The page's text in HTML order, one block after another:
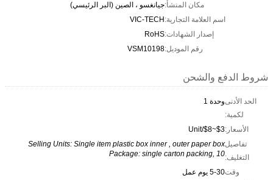
مكان المنشأ:جيانغسو ، الصين (البر الرئيسي)
اسم العلامة التجارية:VIC-TECH
إصدار الشهادات:RoHS
رقم الموديل:VSM10198
شروط الدفع والشحن
الحد الأدنى
لكمية:
وحدة 1
الأسعار:$3~$8/Unit
تفاصيل
التغليف:
Selling Units: Single item plastic box inner , outer paper box
Package: single carton packing, 10
وقت5-30 يوم عمل